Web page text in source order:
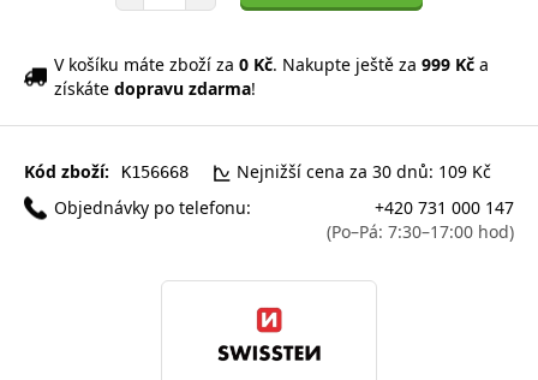
V košíku máte zboží za 0 Kč. Nakupte ještě za 999 Kč a
získáte dopravu zdarma!
Kód zboží: K156668
Nejnižší cena za 30 dnů: 109 Kč
Objednávky po telefonu:
+420 731 000 147
(Po–Pá: 7:30–17:00 hod)